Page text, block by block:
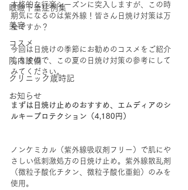
眼瞼下垂症例集
美容
コスメ
院内設備
クリニック歳時記
お知らせ
本格的な行楽シーズンに突入しますが、この時
期気になるのは紫外線！皆さん日焼け対策は万
全ですか？
今回は日焼けの季節にお勧めのコスメをご紹介
しますので、この夏の日焼け対策の参考にして
みてください。
まずは日焼け止めのおすすめ、エムディアのシ
ルキープロテクション（4,180円）
ノンケミカル（紫外線吸収剤フリー）で肌にや
さしい低刺激処方の日焼け止め。紫外線散乱剤
（微粒子酸化チタン、微粒子酸化亜鉛）のみを
使用。